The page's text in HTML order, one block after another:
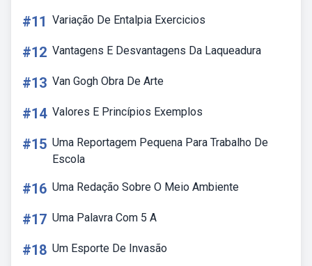
#11 Variação De Entalpia Exercicios
#12 Vantagens E Desvantagens Da Laqueadura
#13 Van Gogh Obra De Arte
#14 Valores E Princípios Exemplos
#15 Uma Reportagem Pequena Para Trabalho De
Escola
#16 Uma Redação Sobre O Meio Ambiente
#17 Uma Palavra Com 5 A
#18 Um Esporte De Invasão